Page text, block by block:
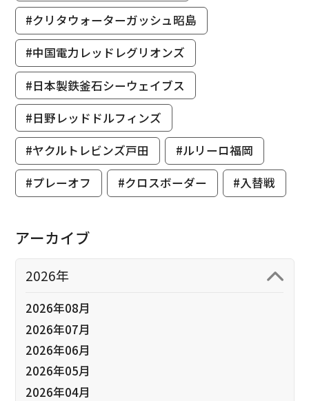
#クリタウォーターガッシュ昭島
#中国電力レッドレグリオンズ
#日本製鉄釜石シーウェイブス
#日野レッドドルフィンズ
#ヤクルトレビンズ戸田
#ルリーロ福岡
#プレーオフ
#クロスボーダー #入替戦
アーカイブ
2026年
2026年08月
2026年07月
2026年06月
2026年05月
2026年04月